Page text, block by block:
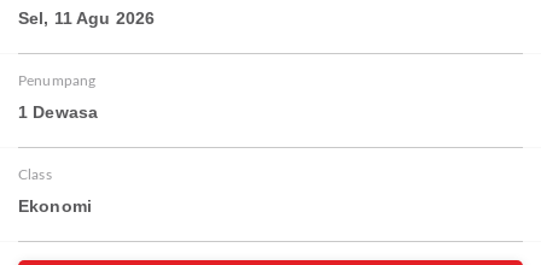
Sel, 11 Agu 2026
Penumpang
1 Dewasa
Class
Ekonomi